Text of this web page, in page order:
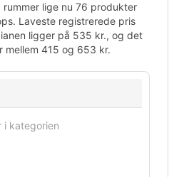
rummer lige nu 76 produkter
Laveste registrerede pris
ligger på 535 kr., og det
mellem 415 og 653 kr.
i kategorien